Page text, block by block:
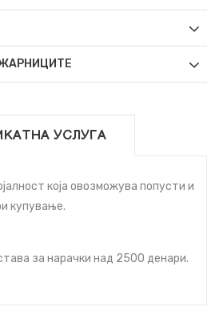
УСЛУГА
која овозможува попусти и
купување.
за нарачки над 2500 денари.